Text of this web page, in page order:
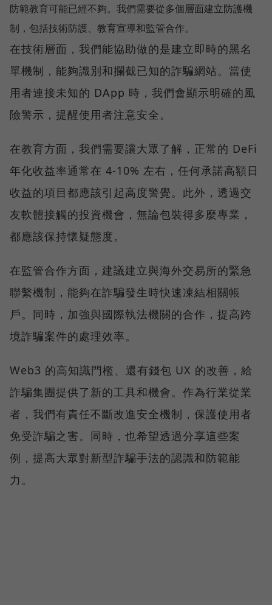
防範教育可能已經不夠。我們需要從多個層面建立防護機
制，包括技術防護、教育宣導和監管合作。
在技術層面，我們能協助做的是建立即時的黑名
單機制，能夠識別和攔截已知的詐騙網站。當使
用者連接未知的 DApp 時，我們會顯示明確的風
險警示，提醒使用者注意安全。
在教育方面，我們需要讓大眾了解，正常的 DeFi
年化收益率通常在 4-10% 左右，任何承諾高額日
收益的項目都應該引起高度警覺。此外，透過交
友軟體接觸的投資機會，無論包裝得多麼專業，
都應該保持懷疑態度。
在監管合作方面，建議建立與海外交易所的緊急
聯繫機制，能夠在詐騙發生時快速凍結相關帳
戶。同時，加強與國際執法機關的合作，提高跨
境詐騙案件的處理效率。
Web3 的高知識門檻、還有錢包 UX 的改善，給
詐騙集團提供了新的工具和機會。作為行業從業
者，我們有責任不斷改進安全機制，保護使用者
免受詐騙之害。同時，也希望透過分享這些案
例，提高大眾對新型詐騙手法的認識和防範能
力。